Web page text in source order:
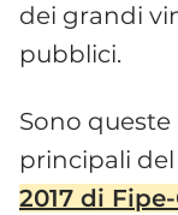
dei grandi
pubblici.
Sono
principali del
2017 di